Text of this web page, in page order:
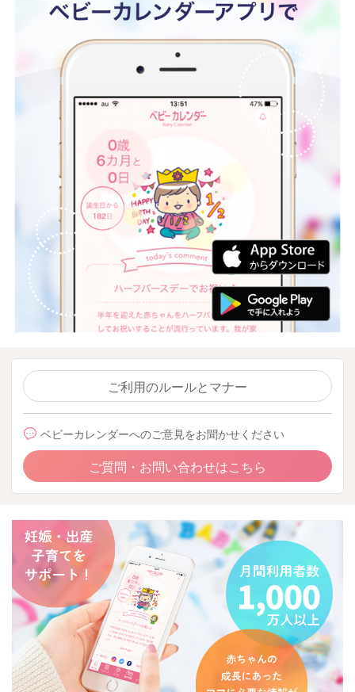
ご利用のルールとマナー
ベビーカレンダーへのご意見をお聞かせください
ご質問・お問い合わせはこちら